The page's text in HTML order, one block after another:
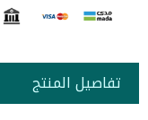
تفاصيل المنتج